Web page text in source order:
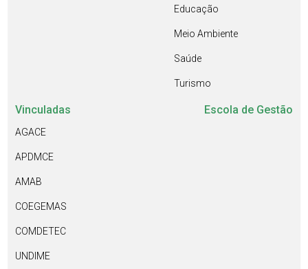
Educação
Meio Ambiente
Saúde
Turismo
Vinculadas
AGACE
APDMCE
AMAB
COEGEMAS
COMDETEC
UNDIME
Escola de Gestão